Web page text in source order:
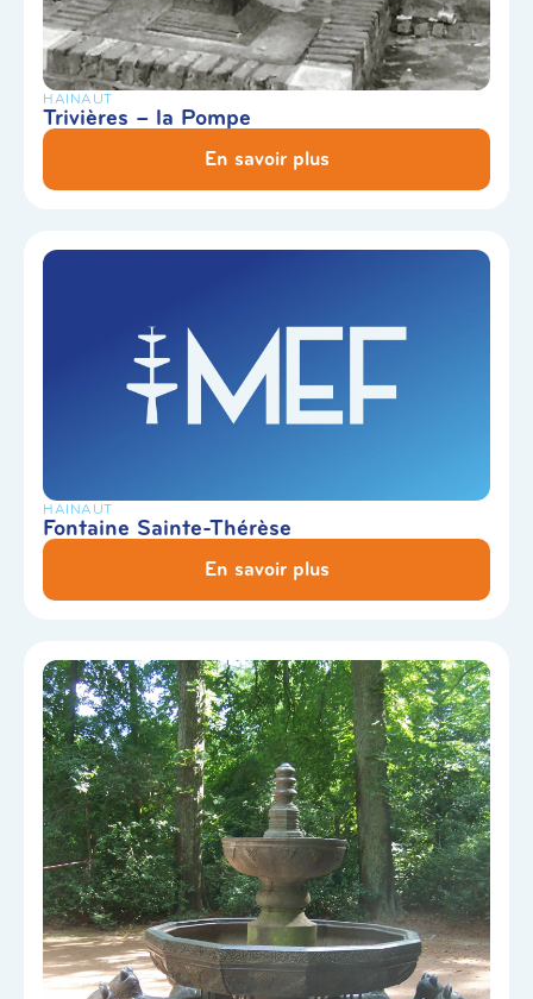
HAINAUT
Trivières – la Pompe
En savoir plus
HAINAUT
Fontaine Sainte-Thérèse
En savoir plus